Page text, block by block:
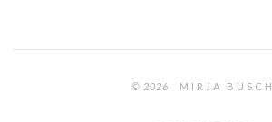
© 2026 MIRJA BUSCH